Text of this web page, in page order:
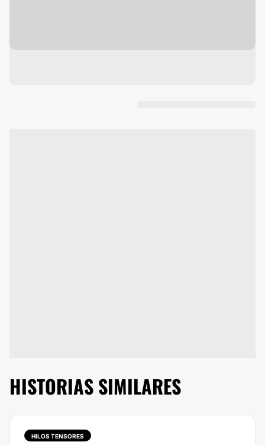
HISTORIAS SIMILARES
HILOS TENSORES